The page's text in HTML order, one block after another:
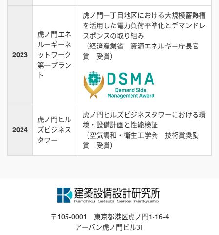
2023
虎ノ門エネ
ルーギーネ
ットワーク
第一プラン
ト
虎ノ門一丁目地区における大規模蓄熱槽
を活用した電力負荷平準化とデマンドレ
スポンスの取り組み
（経済産業省 資源エネルギー庁長官
賞 受賞）
2024
虎ノ門ヒル
ズビジネス
タワー
虎ノ門ヒルズビジネスタワーにおける環
境・設備計画と性能検証
（空気調和・衛生工学会 技術賞奨励
賞 受賞）
〒105-0001 東京都港区虎ノ門1-16-4
アーバン虎ノ門ビル3F